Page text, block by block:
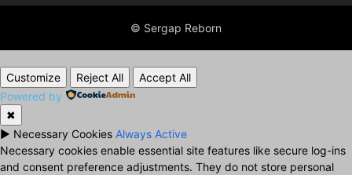
© Sergap Reborn
Customize Reject All
Accept All
Powered by
✖
► Necessary Cookies Always Active
Necessary cookies enable essential site features like secure log-ins
and consent preference adjustments. They do not store personal